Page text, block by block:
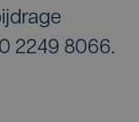
2249 8066.